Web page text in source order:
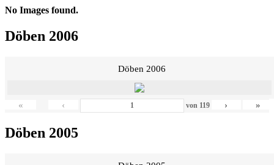
No Images found.
Döben 2006
Döben 2006
« ‹ von 119 › »
Döben 2005